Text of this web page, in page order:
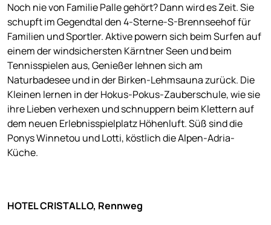
Noch nie von Familie Palle gehört? Dann wird es Zeit. Sie
schupft im Gegendtal den 4-Sterne-S-Brennseehof für
Familien und Sportler. Aktive powern sich beim Surfen auf
einem der windsichersten Kärntner Seen und beim
Tennisspielen aus, Genießer lehnen sich am
Naturbadesee und in der Birken-Lehmsauna zurück. Die
Kleinen lernen in der Hokus-Pokus-Zauberschule, wie sie
ihre Lieben verhexen und schnuppern beim Klettern auf
dem neuen Erlebnisspielplatz Höhenluft. Süß sind die
Ponys Winnetou und Lotti, köstlich die Alpen-Adria-
Küche.
HOTEL CRISTALLO, Rennweg